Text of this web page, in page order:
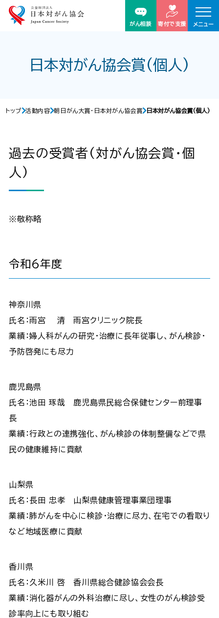
がん相談 寄付で支援 メニュー
日本対がん協会賞(個人)
トップ 活動内容 朝日がん大賞・日本対がん協会賞 日本対がん協会賞(個人)
過去の受賞者(対がん協会賞・個
人)
※敬称略
令和6年度
神奈川県
氏名：雨宮 清 雨宮クリニック院長
業績：婦人科がんの研究･治療に長年従事し、がん検診・
予防啓発にも尽力
鹿児島県
氏名：池田 琢哉 鹿児島県民総合保健センター前理事
長
業績：行政との連携強化、がん検診の体制整備などで県
民の健康維持に貢献
山梨県
氏名：長田 忠孝 山梨県健康管理事業団理事
業績：肺がんを中心に検診･治療に尽力、在宅での看取り
など地域医療に貢献
香川県
氏名：久米川 啓 香川県総合健診協会会長
業績：消化器がんの外科治療に尽し、女性のがん検診受
診率向上にも取り組む